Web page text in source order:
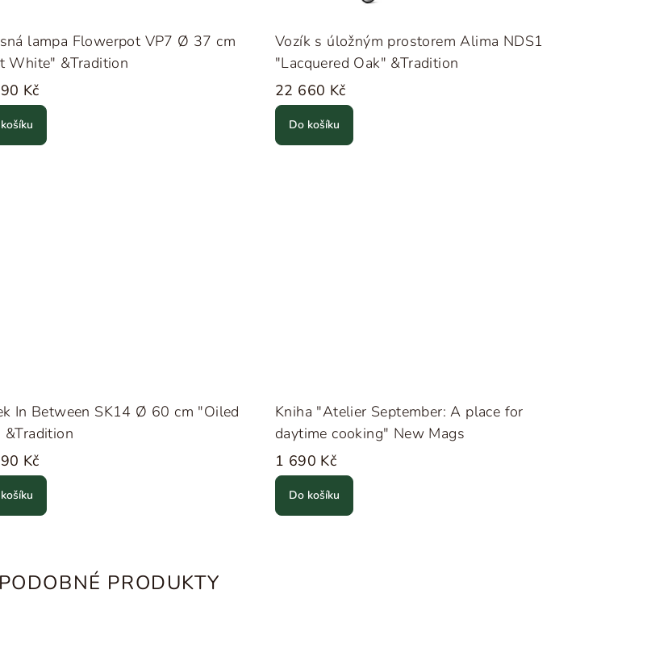
lampa Flowerpot VP7 Ø 37 cm
White" &Tradition
Kč
Vozík s úložným prostorem Alima NDS1
"Lacquered Oak" &Tradition
22 660 Kč
Do košíku
In Between SK14 Ø 60 cm "Oiled
&Tradition
Kč
Kniha "Atelier September: A place for
daytime cooking" New Mags
1 690 Kč
Do košíku
PODOBNÉ PRODUKTY